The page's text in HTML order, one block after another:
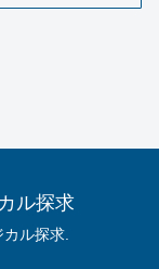
ル探求
ル探求.